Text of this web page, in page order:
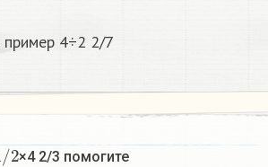
4÷2 2/7
2
×4 2/3 помогите​